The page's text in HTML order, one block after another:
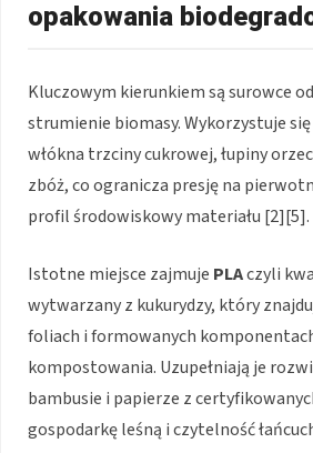
opakowania
Kluczowym kierunkiem są surowce
strumienie biomasy. Wykorzystuje
włókna trzciny cukrowej, łupiny
zbóż, co ogranicza presję na
profil środowiskowy materiału [2][5].
Istotne miejsce zajmuje PLAczyli
wytwarzany z kukurydzy, który
foliach i formowanych
kompostowania. Uzupełniają je
bambusie i papierze z
gospodarkę leśną i czytelność